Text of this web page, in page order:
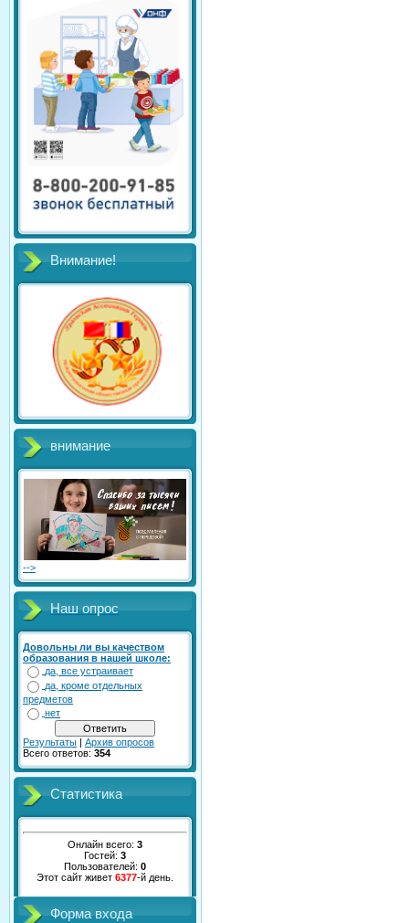
Внимание!
внимание
-->
Наш опрос
Довольны ли вы качеством
образования в нашей школе:
да, все устраивает
да, кроме отдельных
предметов
нет
Результаты | Архив опросов
Всего ответов: 354
Статистика
Онлайн всего: 3
Гостей: 3
Пользователей: 0
Этот сайт живет 6377-й день.
Форма входа